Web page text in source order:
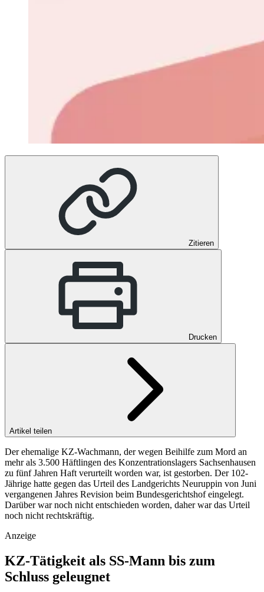
Zitieren
Drucken
Artikel teilen
Der ehemalige KZ-Wachmann, der wegen Beihilfe zum Mord an
mehr als 3.500 Häftlingen des Konzentrationslagers Sachsenhausen
zu fünf Jahren Haft verurteilt worden war, ist gestorben. Der 102-
Jährige hatte gegen das Urteil des Landgerichts Neuruppin von Juni
vergangenen Jahres Revision beim Bundesgerichtshof eingelegt.
Darüber war noch nicht entschieden worden, daher war das Urteil
noch nicht rechtskräftig.
Anzeige
KZ-Tätigkeit als SS-Mann bis zum
Schluss geleugnet